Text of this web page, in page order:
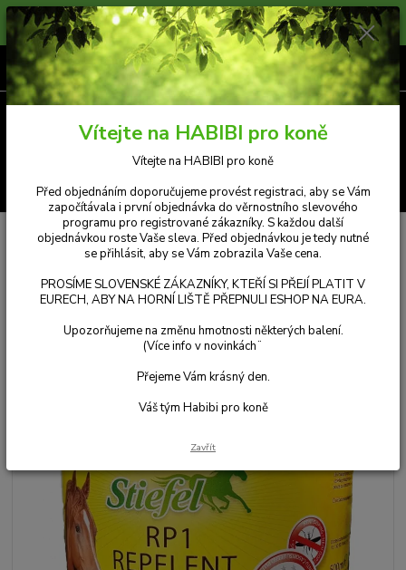
Prosíme zákazníky, kteří si přejí platit v Eurech, aby na horní liště přepnuli
měnu e-shopu na eura. Příjemný nákup.
CZK
Hledat
0ks
zaKč 0,00
Kosmetika Repelent RP1 - Gel (500 ml)
Repelent RP1 - Gel (500 ml)
Vítejte na HABIBI pro koně
Vítejte na HABIBI pro koně
Před objednáním doporučujeme provést registraci, aby se Vám
započítávala i první objednávka do věrnostního slevového
programu pro registrované zákazníky. S každou další
objednávkou roste Vaše sleva. Před objednávkou je tedy nutné
se přihlásit, aby se Vám zobrazila Vaše cena.
PROSÍME SLOVENSKÉ ZÁKAZNÍKY, KTEŘÍ SI PŘEJÍ PLATIT V
EURECH, ABY NA HORNÍ LIŠTĚ PŘEPNULI ESHOP NA EURA.
Upozorňujeme na změnu hmotnosti některých balení.
(Více info v novinkách¨
Přejeme Vám krásný den.
Váš tým Habibi pro koně
Zavřít